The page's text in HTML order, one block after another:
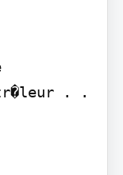
. .